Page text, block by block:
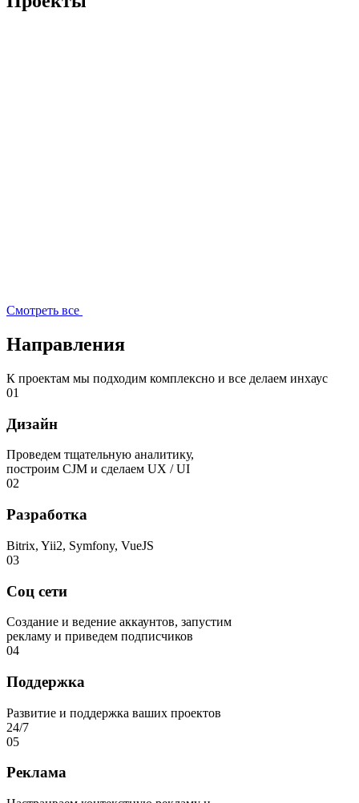
Смотреть все
Направления
К проектам мы подходим комплексно и все делаем инхаус
01
Дизайн
Проведем тщательную аналитику,
построим CJM и сделаем UX / UI
02
Разработка
Bitrix, Yii2, Symfony, VueJS
03
Соц сети
Создание и ведение аккаунтов, запустим
рекламу и приведем подписчиков
04
Поддержка
Развитие и поддержка ваших проектов
24/7
05
Реклама